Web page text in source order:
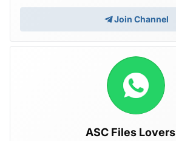
Join Channel
ASC Files Lovers